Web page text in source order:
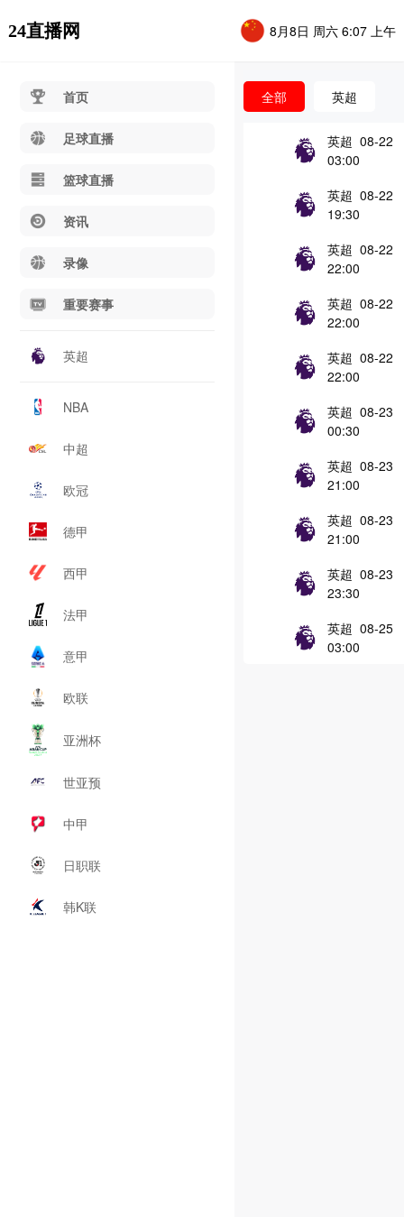
24直播网 8月8日 周六 6:07 上午
首页
足球直播
篮球直播
资讯
录像
重要赛事
英超
NBA
中超
欧冠
德甲
西甲
法甲
意甲
欧联
亚洲杯
世亚预
中甲
日职联
韩K联
全部 英超
英超 08-22
03:00
英超 08-22
19:30
英超 08-22
22:00
英超 08-22
22:00
英超 08-22
22:00
英超 08-23
00:30
英超 08-23
21:00
英超 08-23
21:00
英超 08-23
23:30
英超 08-25
03:00